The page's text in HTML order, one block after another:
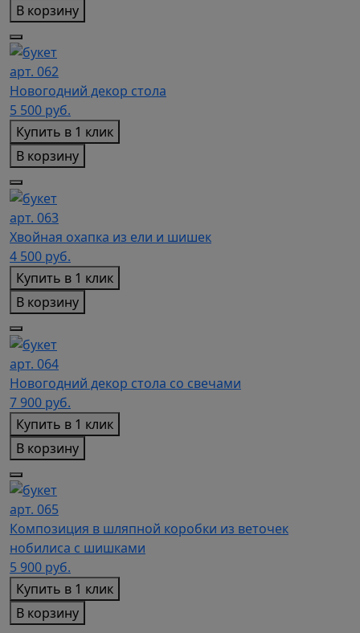
В корзину
арт. 062
Новогодний декор стола
5 500 руб.
Купить в 1 клик
В корзину
арт. 063
Хвойная охапка из ели и шишек
4 500 руб.
Купить в 1 клик
В корзину
арт. 064
Новогодний декор стола со свечами
7 900 руб.
Купить в 1 клик
В корзину
арт. 065
Композиция в шляпной коробки из веточек
нобилиса с шишками
5 900 руб.
Купить в 1 клик
В корзину